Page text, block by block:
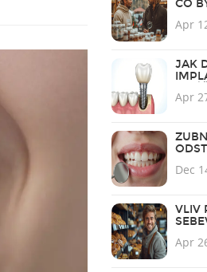
CO
Apr
JAK
Apr
Dec
VLIV
Apr